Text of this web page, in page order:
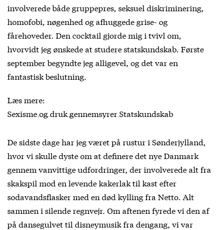
involverede både gruppepres, seksuel diskriminering,
homofobi, nøgenhed og afhuggede grise- og
fårehoveder. Den cocktail gjorde mig i tvivl om,
hvorvidt jeg ønskede at studere statskundskab. Første
september begyndte jeg alligevel, og det var en
fantastisk beslutning.
Læs mere:
Sexisme og druk gennemsyrer Statskundskab
De sidste dage har jeg været på rustur i Sønderjylland,
hvor vi skulle dyste om at definere det nye Danmark
gennem vanvittige udfordringer, der involverede alt fra
skakspil mod en levende kakerlak til kast efter
sodavandsflasker med en død kylling fra Netto. Alt
sammen i silende regnvejr. Om aftenen fyrede vi den af
på dansegulvet til disneymusik fra dengang, vi var